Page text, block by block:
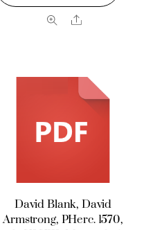
Share
David Blank, David
Armstrong, PHerc. 1570,